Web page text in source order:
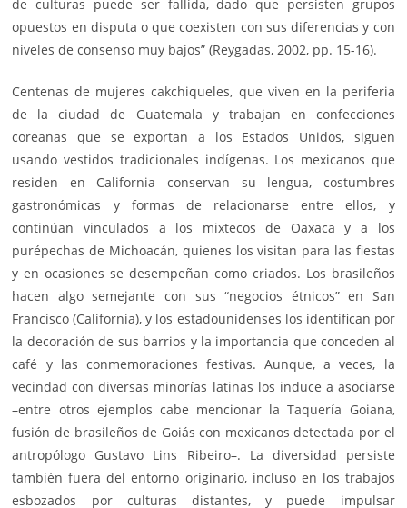
de culturas puede ser fallida, dado que persisten grupos
opuestos en disputa o que coexisten con sus diferencias y con
niveles de consenso muy bajos” (Reygadas, 2002, pp. 15-16).
Centenas de mujeres cakchiqueles, que viven en la periferia
de la ciudad de Guatemala y trabajan en confecciones
coreanas que se exportan a los Estados Unidos, siguen
usando vestidos tradicionales indígenas. Los mexicanos que
residen en California conservan su lengua, costumbres
gastronómicas y formas de relacionarse entre ellos, y
continúan vinculados a los mixtecos de Oaxaca y a los
purépechas de Michoacán, quienes los visitan para las fiestas
y en ocasiones se desempeñan como criados. Los brasileños
hacen algo semejante con sus “negocios étnicos” en San
Francisco (California), y los estadounidenses los identifican por
la decoración de sus barrios y la importancia que conceden al
café y las conmemoraciones festivas. Aunque, a veces, la
vecindad con diversas minorías latinas los induce a asociarse
–entre otros ejemplos cabe mencionar la Taquería Goiana,
fusión de brasileños de Goiás con mexicanos detectada por el
antropólogo Gustavo Lins Ribeiro–. La diversidad persiste
también fuera del entorno originario, incluso en los trabajos
esbozados por culturas distantes, y puede impulsar